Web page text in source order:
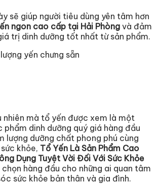
sẽ giúp người tiêu dùng yên tâm hơn
ngon cao cấp tại Hải Phòng và đảm
trị dinh dưỡng tốt nhất từ sản phẩm.
nhiên mà tổ yến được xem là một
phẩm dinh dưỡng quý giá hàng đầu
lượng dưỡng chất phong phú cùng
khỏe, Tổ Yến Là Sản Phẩm Cao
Dụng Tuyệt Vời Đối Với Sức Khỏe
hàng đầu cho những ai quan tâm
sức khỏe bản thân và gia đình.